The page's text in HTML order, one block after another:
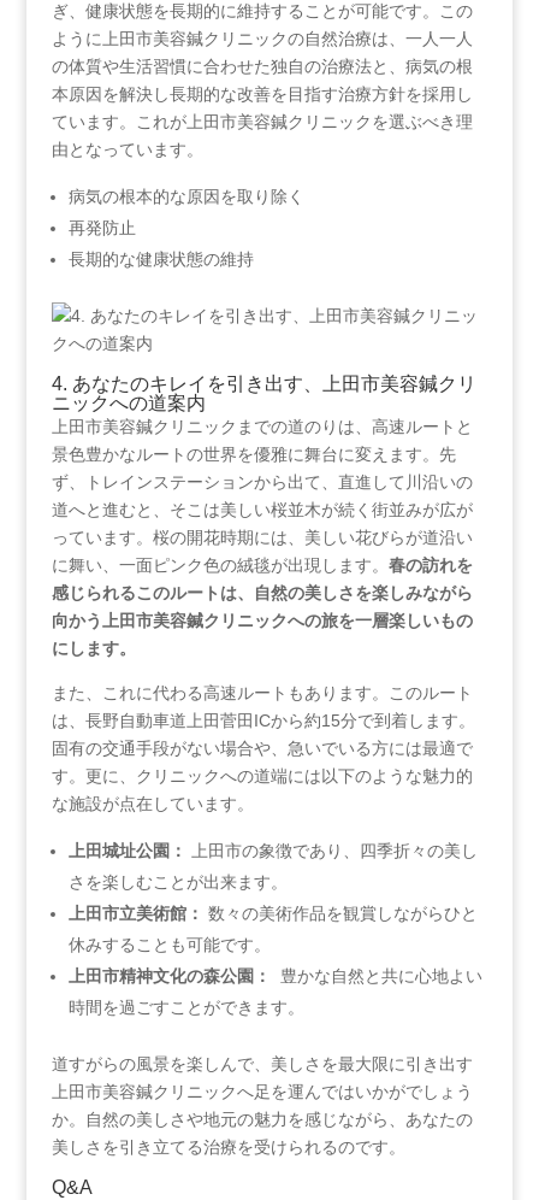
ぎ、健康状態を長期的に維持することが可能です。この
ように上田市美容鍼クリニックの自然治療は、一人一人
の体質や生活習慣に合わせた独自の治療法と、病気の根
本原因を解決し長期的な改善を目指す治療方針を採用し
ています。これが上田市美容鍼クリニックを選ぶべき理
由となっています。
病気の根本的な原因を取り除く
再発防止
長期的な健康状態の維持
4.⁣ あなたのキレイを引き出す、上田市美容鍼クリ
ニックへの道案内
上田市美容鍼クリニックまでの道のりは、高速ルートと
景色豊かなルートの世界を優雅に舞台に変えます。先
ず、トレインステーションから出て、直進して川沿いの
道へと進むと、そこは美しい桜並木が続く街並みが広が
っています。桜の開花時期には、美しい花びらが道沿い
に舞い、一面ピンク色の絨毯が出現します。 春の訪れを
感じられるこのルートは、自然の美しさを楽しみながら
向かう上田市美容鍼クリニックへの旅を一層楽しいもの
にします。
また、これに代わる高速ルートもあります。このルート
は、長野自動車道上田菅田ICから約15分で到着します。
固有の交通手段がない場合や、急いでいる方には最適で
す。更に、クリニックへの道端には以下のような魅力的
な施設が点在しています。
上田城址公園： 上田市の象徴であり、四季折々の美し
さを楽しむことが出来ます。
上田市立美術館： 数々の美術作品を観賞しながらひと
休みすることも可能です。
上田市精神文化の森公園：
​ 豊かな自然と共に心地よい
時間を過ごすことができます。
道すがらの風景を楽しんで、美しさを最大限に引き出す
上田市美容鍼クリニックへ足を運んではいかがでしょう
か。自然の美しさや地元の魅力を感じながら、あなたの
美しさを引き立てる治療を受けられるのです。
Q&A